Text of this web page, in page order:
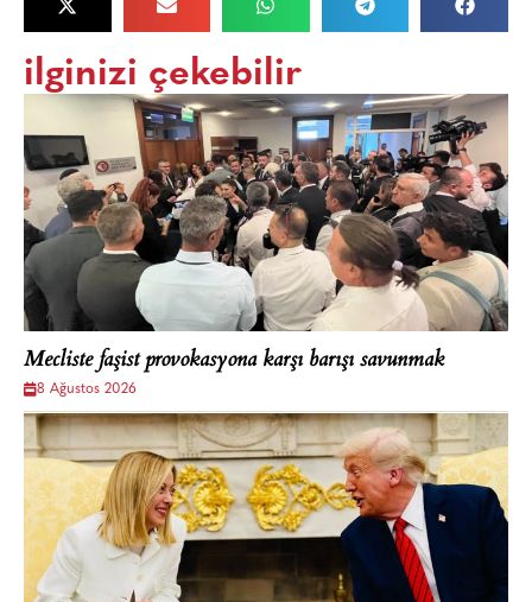
ilginizi çekebilir
Mecliste faşist provokasyona karşı barışı savunmak
8 Ağustos 2026